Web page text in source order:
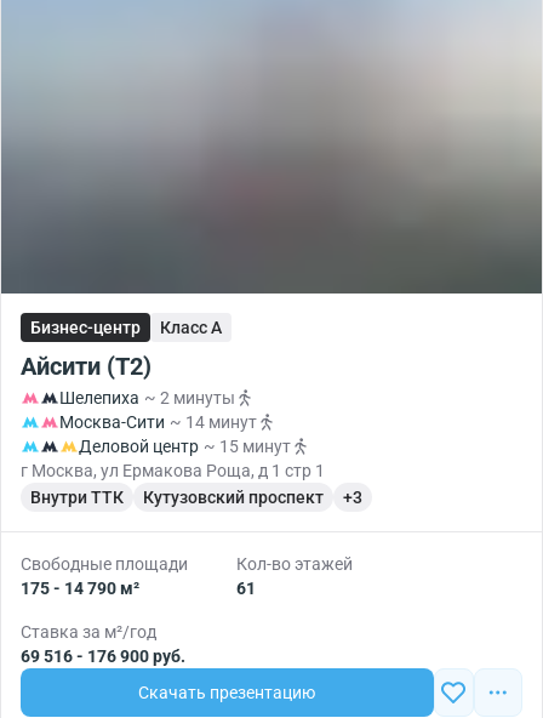
Бизнес-центр Класс A
Айсити (T2)
Шелепиха ~ 2 минуты
Москва-Сити ~ 14 минут
Деловой центр ~ 15 минут
г Москва, ул Ермакова Роща, д 1 стр 1
Внутри ТТК
Кутузовский проспект +3
Свободные площади
175 - 14 790 м²
Кол-во этажей
61
Ставка за м²/год
69 516 - 176 900 руб.
Скачать презентацию